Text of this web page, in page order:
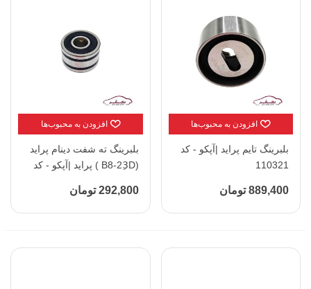
افزودن به محبوب‌ها
بلبرینگ تایم پراید |آپکو - کد
110321
889,400 تومان
افزودن به محبوب‌ها
بلبرینگ ته شفت دینام پراید
(B8-23ِD ) پراید |آپکو - کد
292,800 تومان